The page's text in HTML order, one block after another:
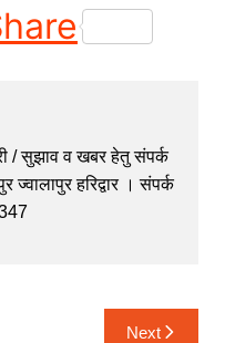
/ सुझाव व खबर हेतु संपर्क
हरिद्वार । संपर्क
Next